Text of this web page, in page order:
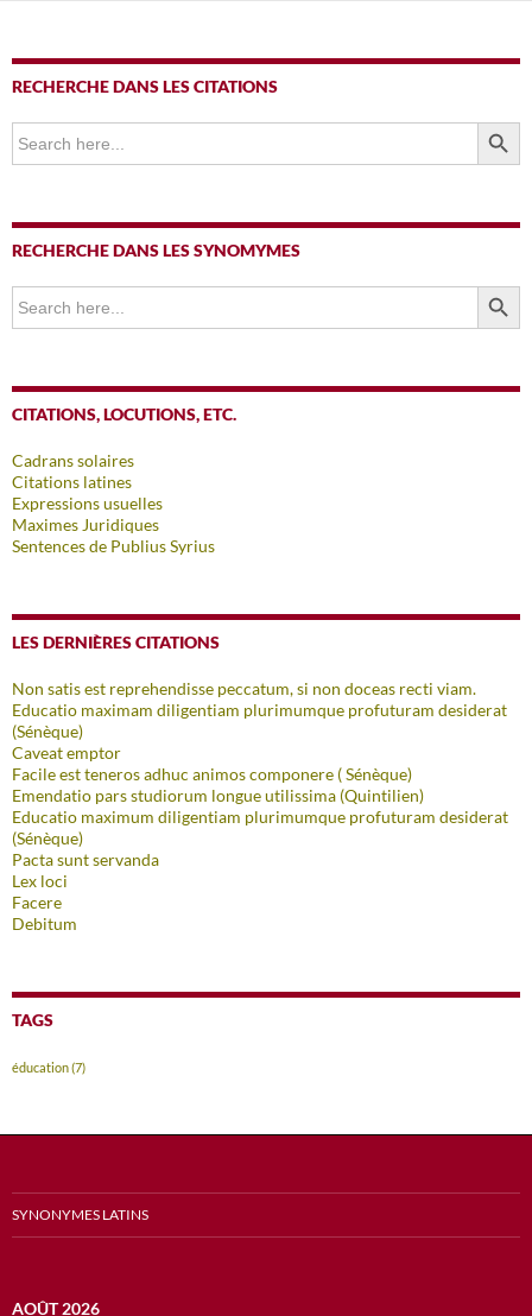
RECHERCHE DANS LES CITATIONS
Search
for:
SEARCH
RECHERCHE DANS LES SYNOMYMES
Search
for:
SEARCH
CITATIONS, LOCUTIONS, ETC.
Cadrans solaires
Citations latines
Expressions usuelles
Maximes Juridiques
Sentences de Publius Syrius
LES DERNIÈRES CITATIONS
Non satis est reprehendisse peccatum, si non doceas recti viam.
Educatio maximam diligentiam plurimumque profuturam desiderat
(Sénèque)
Caveat emptor
Facile est teneros adhuc animos componere ( Sénèque)
Emendatio pars studiorum longue utilissima (Quintilien)
Educatio maximum diligentiam plurimumque profuturam desiderat
(Sénèque)
Pacta sunt servanda
Lex loci
Facere
Debitum
TAGS
éducation(7)
SYNONYMES LATINS
AOÛT 2026